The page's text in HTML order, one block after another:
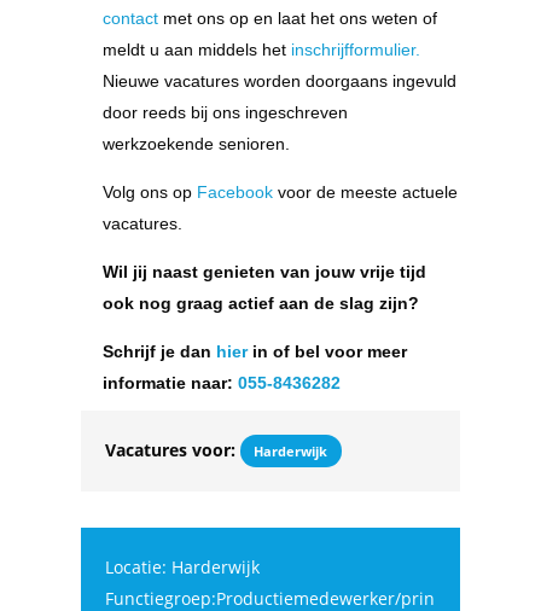
contact met ons op en laat het ons weten of
meldt u aan middels het inschrijfformulier.
Nieuwe vacatures worden doorgaans ingevuld
door reeds bij ons ingeschreven
werkzoekende senioren.
Volg ons op Facebook voor de meeste actuele
vacatures.
Wil jij naast genieten van jouw vrije tijd
ook nog graag actief aan de slag zijn?
Schrijf je dan hierin of bel voor meer
informatie naar: 055-8436282
Vacatures voor: Harderwijk
Locatie: Harderwijk
Functiegroep:Productiemedewerker/prin